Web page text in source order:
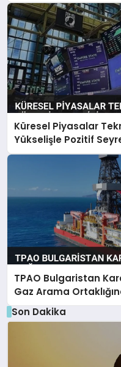
Küresel Piyasalar
Yükselişle Pozitif
TPAO Bulgaristan
Gaz Arama
Son Dakika